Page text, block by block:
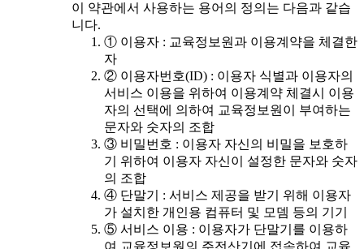
이 약관에서 사용하는 용어의 정의는 다음과 같습
니다.
① 이용자 : 교육정보원과 이용계약을 체결한
자
② 이용자번호(ID) : 이용자 식별과 이용자의
서비스 이용을 위하여 이용계약 체결시 이용
자의 선택에 의하여 교육정보원이 부여하는
문자와 숫자의 조합
③ 비밀번호 : 이용자 자신의 비밀을 보호하
기 위하여 이용자 자신이 설정한 문자와 숫자
의 조합
④ 단말기 : 서비스 제공을 받기 위해 이용자
가 설치한 개인용 컴퓨터 및 모뎀 등의 기기
⑤ 서비스 이용 : 이용자가 단말기를 이용하